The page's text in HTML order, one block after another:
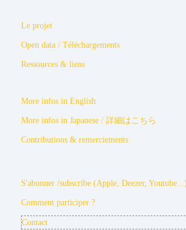
Le projet
Open data / Téléchargements
Ressources & liens
More infos in English
More infos in Japanese / 詳細はこちら
Contributions & remerciements
S'abonner /subscribe (Apple, Deezer, Youtube...)
Comment participer ?
Contact